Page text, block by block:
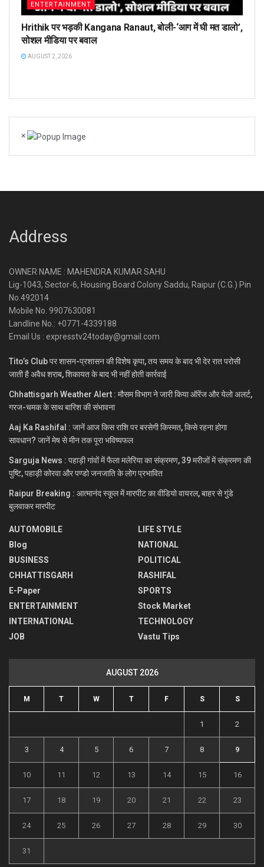
ENTERTAINMENT
Hrithik पर भड़की Kangana Ranaut, बोली-‘आग में घी मत डालो’,
सोशल मीडिया पर बवाल
AUGUST 2, 2026
×
Address
OWNER NAME : MAHENDRA KUMAR SAHU
Lig-1043, Sector-6, Housing Board Colony Saddu, Raipur (C.G.) Pin
No.492014
Mobile No. 9907630081
Landline No.: +0771-4339188
Email Us : expresstv24today@gmail.com
Tito’s Club पर शासन-प्रशासन की विशेष कृपा, तय समय के बाद भी देर रात परोसी
जाती है अवैध शराब, शिकायत के बाद भी नहीं होती कार्रवाई
Chhattisgarh Weather Alert : मौसम विभाग ने जारी किया ऑरेंज और येलो अलर्ट,
गरज-चमक के साथ बारिश की संभावना
Aaj Ka Rashifal : जानें आज किस राशि पर बरसेगी किस्मत, किसे रहना होगा
सावधान? जानें मेष से मीन तक पूरा भविष्यफल
Sarguja News : पहाड़ी गांवों में फैला मलेरिया का संक्रमण, 39 मरीजों में संक्रमण की
पुष्टि, पहाड़ी कोरवा और पण्डो जनजाति के लोग प्रभावित
Raipur Breaking : आत्मानंद स्कूल में मारपीट का वीडियो वायरल, बाहर से गुंडे
बुलवाकर मारपीट
AUTOMOBILE
Blog
BUSINESS
CHHATTISGARH
E-Paper
ENTERTAINMENT
INTERNATIONAL
JOB
LIFE STYLE
NATIONAL
POLITICAL
RASHIFAL
SPORTS
Stock Market
TECHNOLOGY
Vastu Tips
AUGUST 2026
M T W T F S S
1 2
3 4 5 6 7 8 9
10 11 12 13 14 15 16
17 18 19 20 21 22 23
24 25 26 27 28 29 30
31